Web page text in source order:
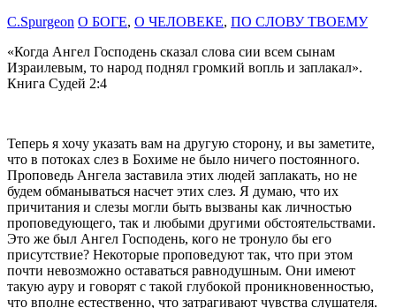
C.Spurgeon О БОГЕ, О ЧЕЛОВЕКЕ, ПО СЛОВУ ТВОЕМУ
«Когда Ангел Господень сказал слова сии всем сынам
Израилевым, то народ поднял громкий вопль и заплакал».
Книга Судей 2:4
Теперь я хочу указать вам на другую сторону, и вы заметите,
что в потоках слез в Бохиме не было ничего постоянного.
Про­поведь Ангела заставила этих людей заплакать, но не
будем обманываться насчет этих слез. Я думаю, что их
причитания и слезы могли быть вызваны как личностью
проповедующего, так и любыми другими обстоятельствами.
Это же был Ангел Господень, кого не тронуло бы его
присутствие? Некоторые проповедуют так, что при этом
почти невозможно оставаться равнодушным. Они имеют
такую ауру и говорят с такой глу­бокой проникновенностью,
что вполне естественно, что затра­гивают чувства слушателя.